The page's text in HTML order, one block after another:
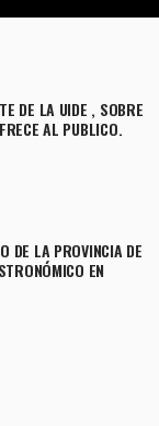
DE LA UIDE , SOBRE
AL PUBLICO.
DE LA PROVINCIA DE
EN